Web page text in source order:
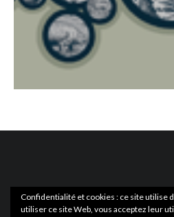
Confidentialité et cookies : ce site utilise
utiliser ce site Web, vous acceptez leur